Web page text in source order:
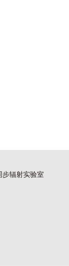
辐射实验室